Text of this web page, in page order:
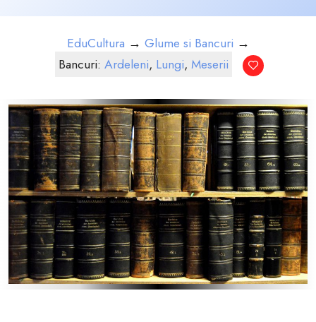
EduCultura → Glume si Bancuri →
Bancuri: Ardeleni, Lungi, Meserii